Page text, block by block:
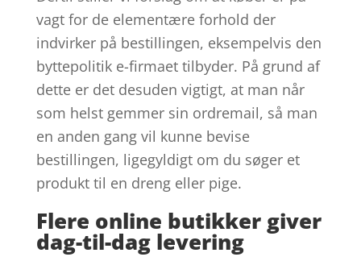
vagt for de elementære forhold der
indvirker på bestillingen, eksempelvis den
byttepolitik e-firmaet tilbyder. På grund af
dette er det desuden vigtigt, at man når
som helst gemmer sin ordremail, så man
en anden gang vil kunne bevise
bestillingen, ligegyldigt om du søger et
produkt til en dreng eller pige.
Flere online butikker giver
dag-til-dag levering